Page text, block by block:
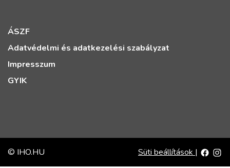
ÁSZF
Adatvédelmi és adatkezelési szabályzat
Impresszum
GYIK
© IHO.HU Süti beállítások |